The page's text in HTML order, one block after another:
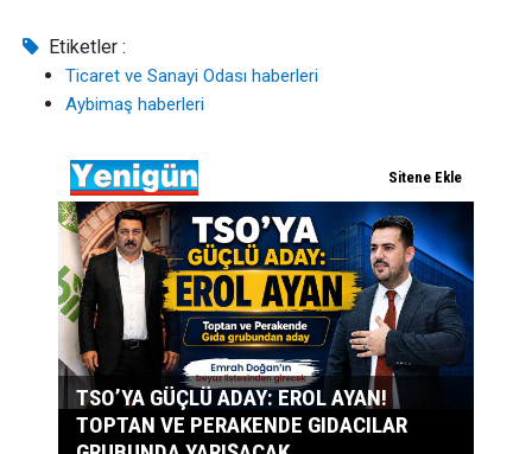
Etiketler :
Ticaret ve Sanayi Odası haberleri
Aybimaş haberleri